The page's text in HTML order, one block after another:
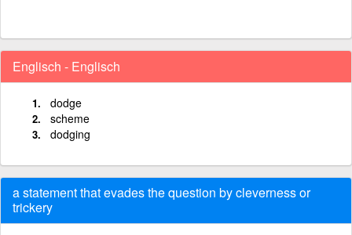
Englisch - Englisch
dodge
scheme
dodging
a statement that evades the question by cleverness or
trickery